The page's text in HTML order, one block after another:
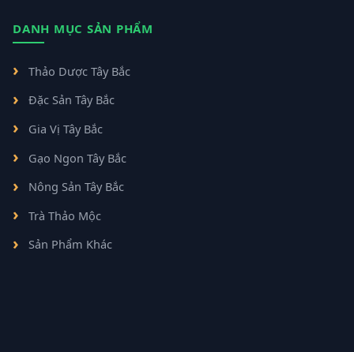
DANH MỤC SẢN PHẨM
Thảo Dược Tây Bắc
Đặc Sản Tây Bắc
Gia Vị Tây Bắc
Gạo Ngon Tây Bắc
Nông Sản Tây Bắc
Trà Thảo Mộc
Sản Phẩm Khác